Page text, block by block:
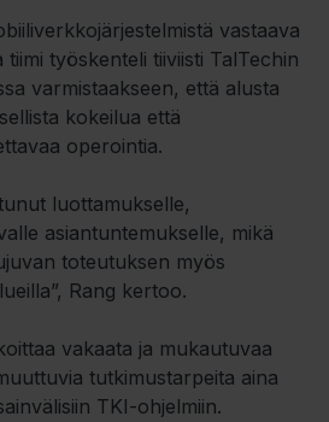
vastaava
tiimi työskenteli tiiviisti TalTechin
varmistaakseen, että alusta
kokeilua että
operointia.
luottamukselle,
asiantuntemukselle, mikä
toteutuksen myös
Rang kertoo.
vakaata ja mukautuvaa
tutkimustarpeita aina
TKI-ohjelmiin.